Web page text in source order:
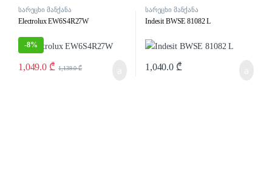
სარეცხი მანქანა
Electrolux EW6S4R27W
-8%
1,049.0 ₾ 1,139.0₾
სარეცხი მანქანა
Indesit BWSE 81082 L
1,040.0 ₾